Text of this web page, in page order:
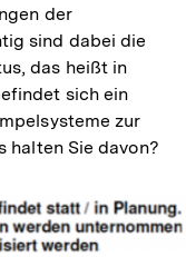
der
sind dabei die
das heißt in
sich ein
zur
halten Sie davon?